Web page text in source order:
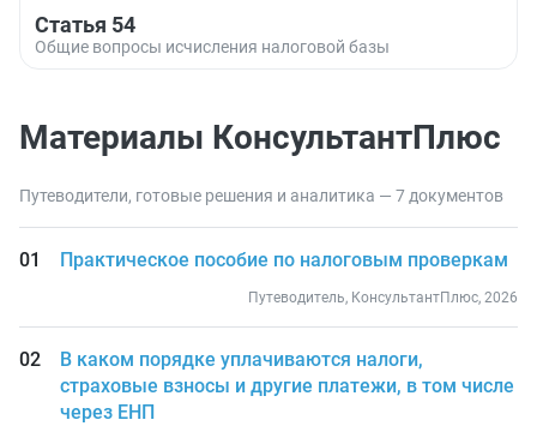
Статья 54
Общие вопросы исчисления налоговой базы
Материалы КонсультантПлюс
Путеводители, готовые решения и аналитика — 7 документов
Практическое пособие по налоговым проверкам
Путеводитель, КонсультантПлюс, 2026
В каком порядке уплачиваются налоги,
страховые взносы и другие платежи, в том числе
через ЕНП